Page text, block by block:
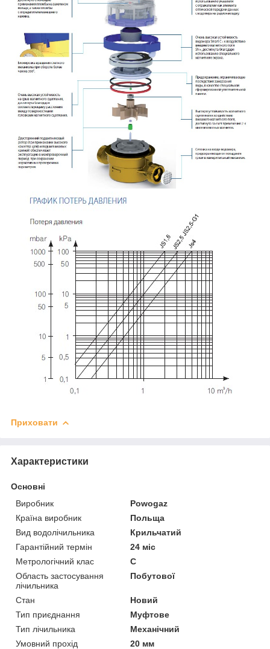
Приховати
Характеристики
Основні
Виробник
Powogaz
Країна виробник
Польща
Вид водолічильника
Крильчатий
Гарантійний термін
24 міс
Метрологічний клас
С
Область застосування
лічильника
Побутової
Стан
Новий
Тип приєднання
Муфтове
Тип лічильника
Механічний
Умовний прохід
20 мм